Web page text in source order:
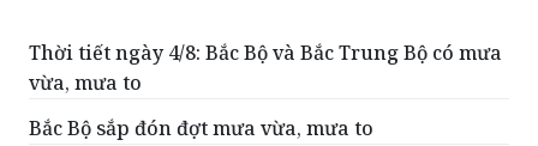
Thời tiết ngày 4/8: Bắc Bộ và Bắc Trung Bộ có mưa
vừa, mưa to
Bắc Bộ sắp đón đợt mưa vừa, mưa to